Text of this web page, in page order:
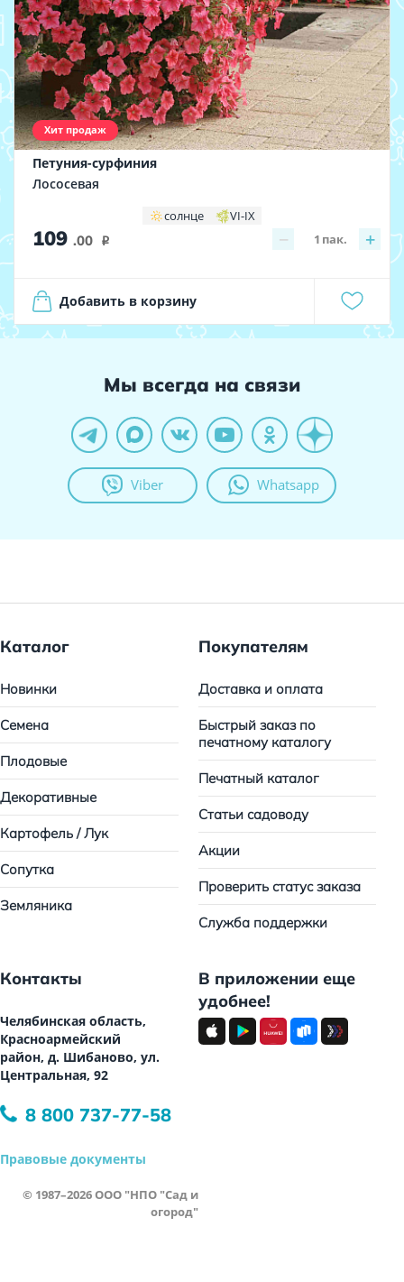
Хит продаж
Петуния-сурфиния
Лососевая
солнце VI-IX
109 .00 i − +
1 пак.
Добавить в корзину
Мы всегда на связи
Viber Whatsapp
Каталог
Новинки
Семена
Плодовые
Декоративные
Картофель / Лук
Сопутка
Земляника
Покупателям
Доставка и оплата
Быстрый заказ по
печатному каталогу
Печатный каталог
Статьи садоводу
Акции
Проверить статус заказа
Служба поддержки
Контакты
Челябинская область,
Красноармейский
район, д. Шибаново, ул.
Центральная, 92
8 800 737-77-58
Правовые документы
© 1987–2026 ООО "НПО "Сад и
огород"
В приложении еще
удобнее!